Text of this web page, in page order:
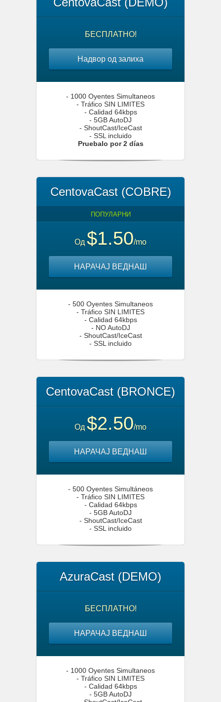
БЕСПЛАТНО!
Надвор од залиха
- 1000 Oyentes Simultaneos
- Tráfico SIN LIMITES
- Calidad 64kbps
- 5GB AutoDJ
- ShoutCast/IceCast
- SSL incluido
Pruebalo por 2 días
CentovaCast (COBRE)
ПОПУЛАРНИ
Од $1.50/mo
НАРАЧАЈ ВЕДНАШ
- 500 Oyentes Simultaneos
- Tráfico SIN LIMITES
- Calidad 64kbps
- NO AutoDJ
- ShoutCast/IceCast
- SSL incluido
CentovaCast (BRONCE)
Од $2.50/mo
НАРАЧАЈ ВЕДНАШ
- 500 Oyentes Simultáneos
- Tráfico SIN LIMITES
- Calidad 64kbps
- 5GB AutoDJ
- ShoutCast/IceCast
- SSL incluido
AzuraCast (DEMO)
БЕСПЛАТНО!
НАРАЧАЈ ВЕДНАШ
- 1000 Oyentes Simultaneos
- Tráfico SIN LIMITES
- Calidad 64kbps
- 5GB AutoDJ